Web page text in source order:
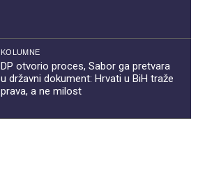
KOLUMNE
DP otvorio proces, Sabor ga pretvara
u državni dokument: Hrvati u BiH traže
prava, a ne milost